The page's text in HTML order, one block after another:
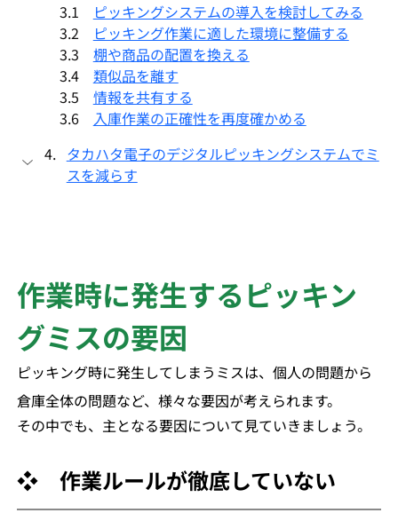
3.1
ピッキングシステムの導入を検討してみる
3.2
ピッキング作業に適した環境に整備する
3.3 棚や商品の配置を換える
3.4 類似品を離す
3.5 情報を共有する
3.6 入庫作業の正確性を再度確かめる
タカハタ電子のデジタルピッキングシステムでミ
スを減らす
作業時に発生するピッキン
グミスの要因
ピッキング時に発生してしまうミスは、個人の問題から
倉庫全体の問題など、様々な要因が考えられます。
その中でも、主となる要因について見ていきましょう。
❖　作業ルールが徹底していない